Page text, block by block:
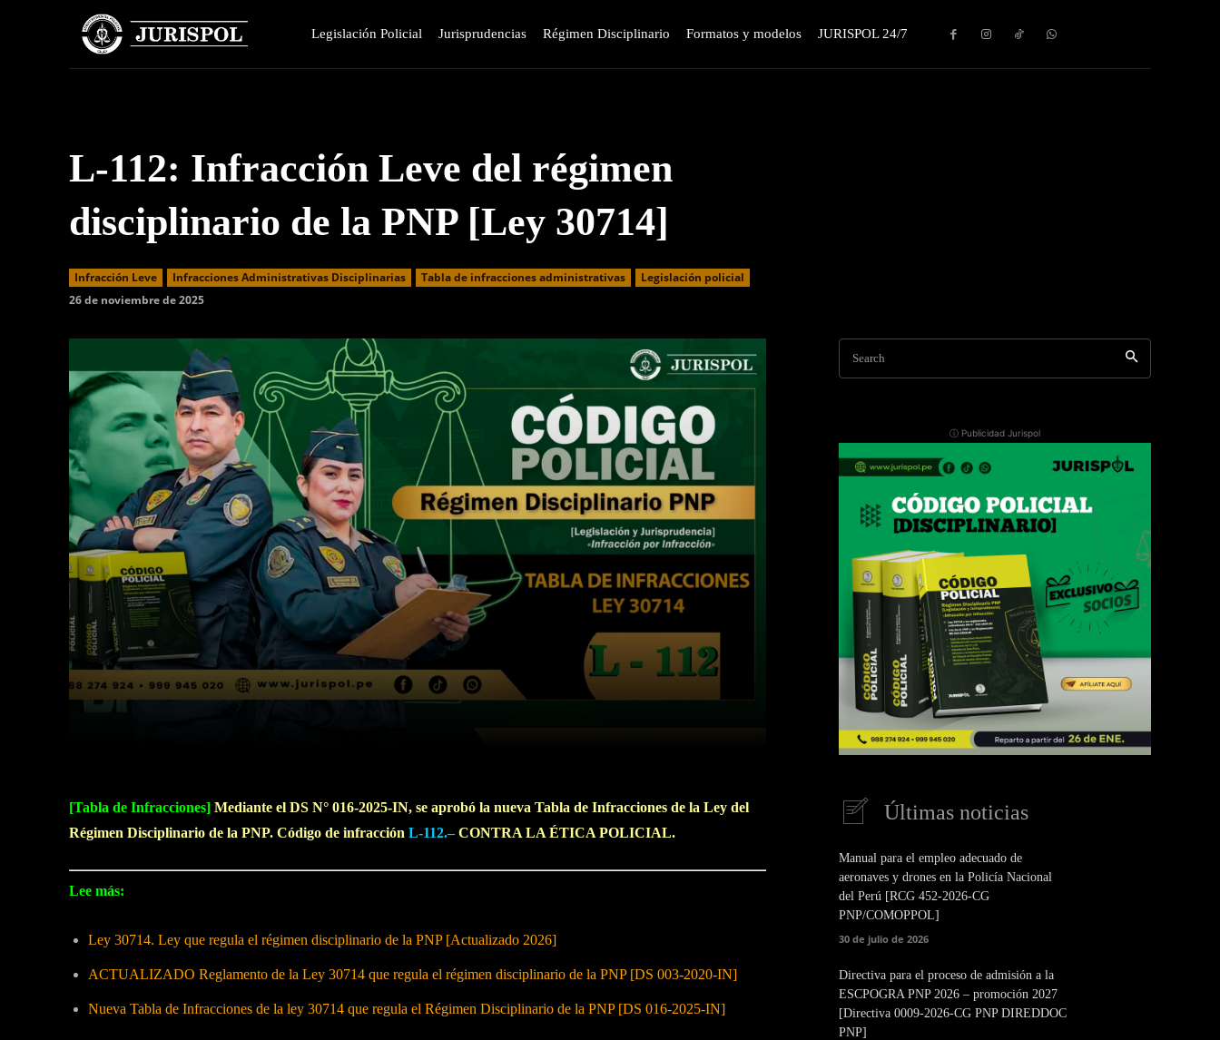
Legislación Policial Jurisprudencias Régimen Disciplinario Formatos y modelos JURISPOL 24/7
L-112: Infracción Leve del régimen
disciplinario de la PNP [Ley 30714]
Infracción Leve Infracciones Administrativas Disciplinarias ⁠Tabla de infracciones administrativas
Legislación policial
26 de noviembre de 2025
[Tabla de Infracciones] Mediante el DS N° 016-2025-IN, se aprobó la nueva Tabla de Infracciones de la Ley del
Régimen Disciplinario de la PNP. Código de infracción L-112.– CONTRA LA ÉTICA POLICIAL.
Lee más:
Ley 30714. Ley que regula el régimen disciplinario de la PNP [Actualizado 2026]
ACTUALIZADO Reglamento de la Ley 30714 que regula el régimen disciplinario de la PNP [DS 003-2020-IN]
Nueva Tabla de Infracciones de la ley 30714 que regula el Régimen Disciplinario de la PNP [DS 016-2025-IN]
Search
ⓘ Publicidad Jurispol
Últimas noticias
Manual para el empleo adecuado de
aeronaves y drones en la Policía Nacional
del Perú [RCG 452-2026-CG
PNP/COMOPPOL]
30 de julio de 2026
Directiva para el proceso de admisión a la
ESCPOGRA PNP 2026 – promoción 2027
[Directiva 0009-2026-CG PNP DIREDDOC
PNP]